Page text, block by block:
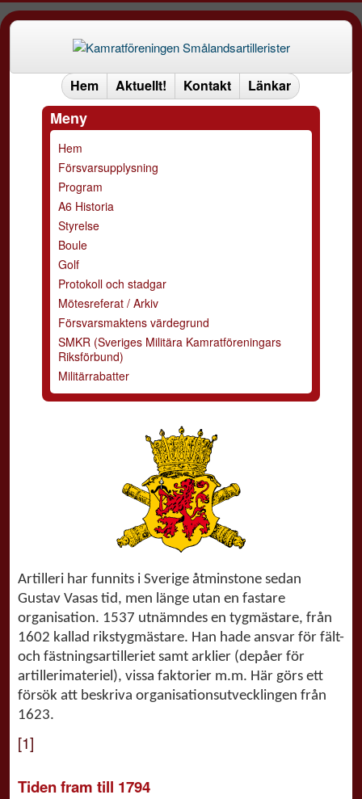
Hem Aktuellt! Kontakt Länkar
Meny
Hem
Försvarsupplysning
Program
A6 Historia
Styrelse
Boule
Golf
Protokoll och stadgar
Mötesreferat / Arkiv
Försvarsmaktens värdegrund
SMKR (Sveriges Militära Kamratföreningars
Riksförbund)
Militärrabatter
Artilleri har funnits i Sverige åtminstone sedan
Gustav Vasas tid, men länge utan en fastare
organisation. 1537 utnämndes en tygmästare, från
1602 kallad rikstygmästare. Han hade ansvar för fält-
och fästningsartilleriet samt arklier (depåer för
artillerimateriel), vissa faktorier m.m. Här görs ett
försök att beskriva organisationsutvecklingen från
1623.
[1]
Tiden fram till 1794